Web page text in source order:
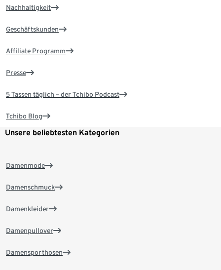
Nachhaltigkeit
Geschäftskunden
Affiliate Programm
Presse
5 Tassen täglich – der Tchibo Podcast
Tchibo Blog
Unsere beliebtesten Kategorien
Damenmode
Damenschmuck
Damenkleider
Damenpullover
Damensporthosen